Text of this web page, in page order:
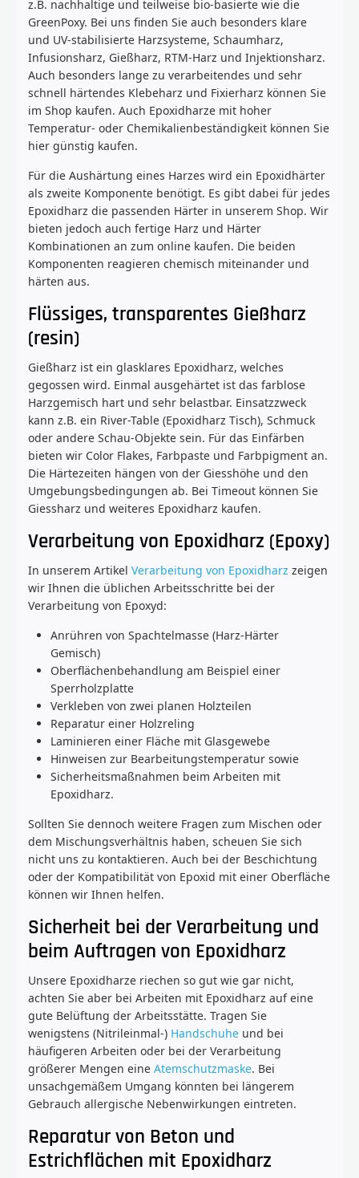
z.B. nachhaltige und teilweise bio-basierte wie die
GreenPoxy. Bei uns finden Sie auch besonders klare
und UV-stabilisierte Harzsysteme, Schaumharz,
Infusionsharz, Gießharz, RTM-Harz und Injektionsharz.
Auch besonders lange zu verarbeitendes und sehr
schnell härtendes Klebeharz und Fixierharz können Sie
im Shop kaufen. Auch Epoxidharze mit hoher
Temperatur- oder Chemikalienbeständigkeit können Sie
hier günstig kaufen.
Für die Aushärtung eines Harzes wird ein Epoxidhärter
als zweite Komponente benötigt. Es gibt dabei für jedes
Epoxidharz die passenden Härter in unserem Shop. Wir
bieten jedoch auch fertige Harz und Härter
Kombinationen an zum online kaufen. Die beiden
Komponenten reagieren chemisch miteinander und
härten aus.
Flüssiges, transparentes Gießharz
(resin)
Gießharz ist ein glasklares Epoxidharz, welches
gegossen wird. Einmal ausgehärtet ist das farblose
Harzgemisch hart und sehr belastbar. Einsatzzweck
kann z.B. ein River-Table (Epoxidharz Tisch), Schmuck
oder andere Schau-Objekte sein. Für das Einfärben
bieten wir Color Flakes, Farbpaste und Farbpigment an.
Die Härtezeiten hängen von der Giesshöhe und den
Umgebungsbedingungen ab. Bei Timeout können Sie
Giessharz und weiteres Epoxidharz kaufen.
Verarbeitung von Epoxidharz (Epoxy)
In unserem Artikel Verarbeitung von Epoxidharz zeigen
wir Ihnen die üblichen Arbeitsschritte bei der
Verarbeitung von Epoxyd:
Anrühren von Spachtelmasse (Harz-Härter
Gemisch)
Oberflächenbehandlung am Beispiel einer
Sperrholzplatte
Verkleben von zwei planen Holzteilen
Reparatur einer Holzreling
Laminieren einer Fläche mit Glasgewebe
Hinweisen zur Bearbeitungstemperatur sowie
Sicherheitsmaßnahmen beim Arbeiten mit
Epoxidharz.
Sollten Sie dennoch weitere Fragen zum Mischen oder
dem Mischungsverhältnis haben, scheuen Sie sich
nicht uns zu kontaktieren. Auch bei der Beschichtung
oder der Kompatibilität von Epoxid mit einer Oberfläche
können wir Ihnen helfen.
Sicherheit bei der Verarbeitung und
beim Auftragen von Epoxidharz
Unsere Epoxidharze riechen so gut wie gar nicht,
achten Sie aber bei Arbeiten mit Epoxidharz auf eine
gute Belüftung der Arbeitsstätte. Tragen Sie
wenigstens (Nitrileinmal-) Handschuhe und bei
häufigeren Arbeiten oder bei der Verarbeitung
größerer Mengen eine Atemschutzmaske. Bei
unsachgemäßem Umgang könnten bei längerem
Gebrauch allergische Nebenwirkungen eintreten.
Reparatur von Beton und
Estrichflächen mit Epoxidharz